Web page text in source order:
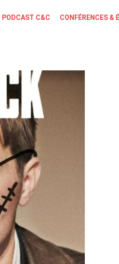
PODCAST C&C CONFÉRENCES &